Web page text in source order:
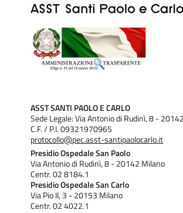
ASST SANTI PAOLO E CARLO
Sede Legale: Via Antonio di Rudinì, 8 -
C.F. / P.I. 09321970965
protocollo@pec.asst-santipaolocarlo.it
Presidio Ospedale San Paolo
Via Antonio di Rudinì, 8 - 20142 Milano
Centr. 02 8184.1
Presidio Ospedale San Carlo
Via Pio II, 3 - 20153 Milano
Centr. 02 4022.1